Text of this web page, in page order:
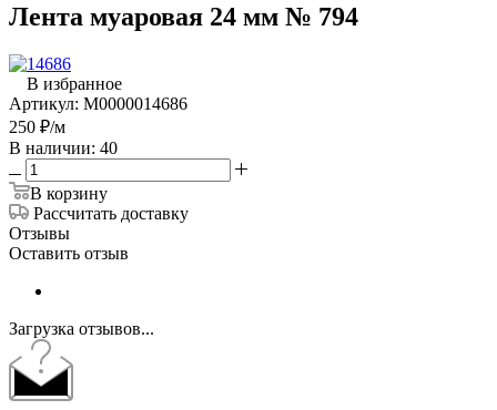
Лента муаровая 24 мм № 794
В избранное
Артикул: М0000014686
250 ₽/м
В наличии: 40
В корзину
Рассчитать доставку
Отзывы
Оставить отзыв
Загрузка отзывов...